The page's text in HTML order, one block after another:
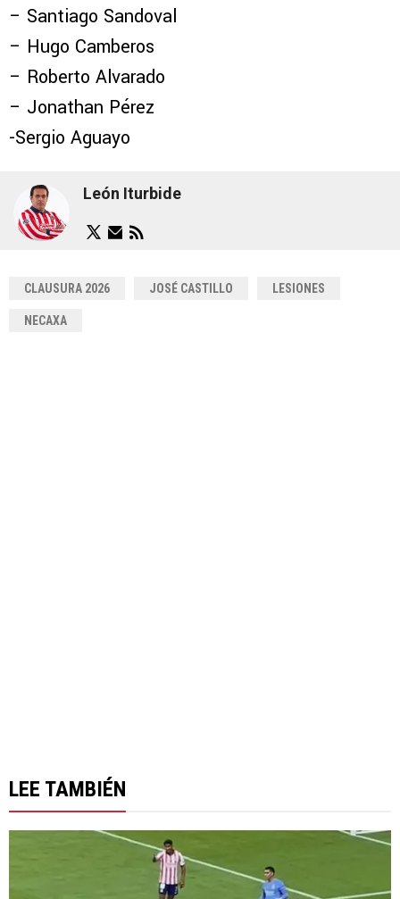
– Santiago Sandoval
– Hugo Camberos
– Roberto Alvarado
– Jonathan Pérez
-Sergio Aguayo
León Iturbide
CLAUSURA 2026 JOSÉ CASTILLO LESIONES
NECAXA
LEE TAMBIÉN